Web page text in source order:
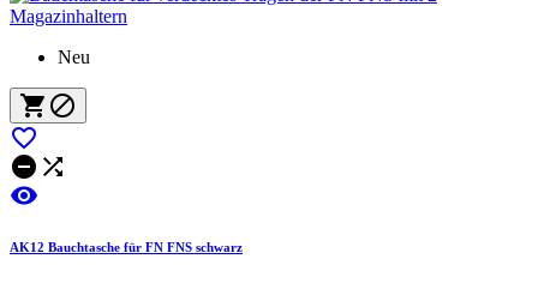
Neu
 

 

AK12 Bauchtasche für FN FNS schwarz